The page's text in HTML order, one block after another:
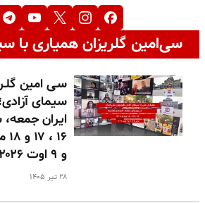
سی‌امین گلریزان همیاری با
سـی امین
سیمای
ایران
و ۹ اوت ۲۰۲۶
۲۸ تیر ۱۴۰۵